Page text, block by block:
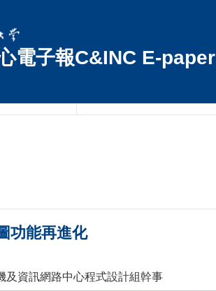
電子報C&INC E-paper
功能再進化
及資訊網路中心程式設計組幹事